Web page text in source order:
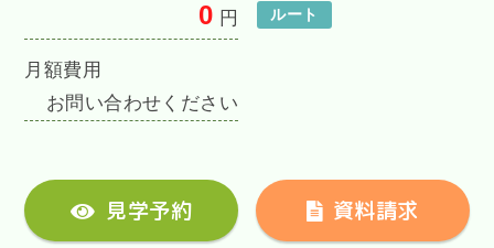
0 円
月額費用
お問い合わせください
ルート
見学予約 資料請求